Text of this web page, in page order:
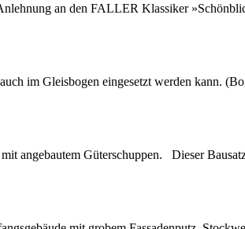
an den FALLER Klassiker
im Gleisbogen eingesetzt werden kann.
angebautem Güterschuppen. Dieser